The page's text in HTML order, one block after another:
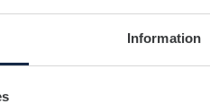
Information